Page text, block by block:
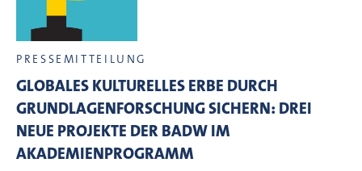
PRESSEMITTEILUNG
GLOBALES KULTURELLES ERBE DURCH
GRUNDLAGENFORSCHUNG SICHERN: DREI
NEUE PROJEKTE DER BADW IM
AKADEMIENPROGRAMM